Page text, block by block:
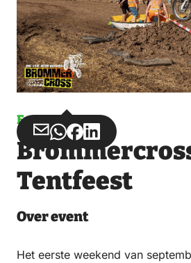
Event
Share
via
Share
via
WhatsApp
Share
on
Facebook
Share
on
LinkedIn
Tentfeest
Over event
Het eerste weekend van